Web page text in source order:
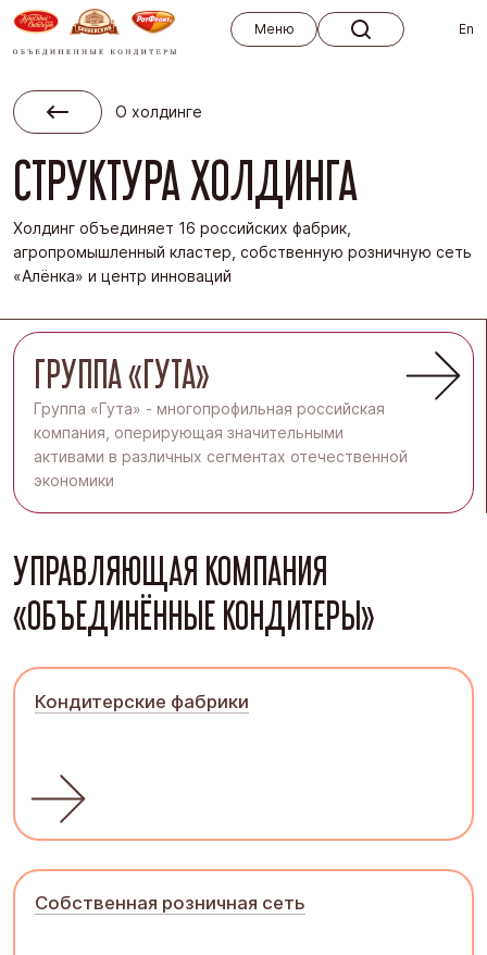
Меню
En
О холдинге
СТРУКТУРА ХОЛДИНГА
Холдинг объединяет 16 российских фабрик,
агропромышленный кластер, собственную розничную сеть
«Алёнка» и центр инноваций
ГРУППА «ГУТА»
Группа «Гута» - многопрофильная российская
компания, оперирующая значительными
активами в различных сегментах отечественной
экономики
УПРАВЛЯЮЩАЯ КОМПАНИЯ
«ОБЪЕДИНЁННЫЕ КОНДИТЕРЫ»
Кондитерские фабрики
Собственная розничная сеть